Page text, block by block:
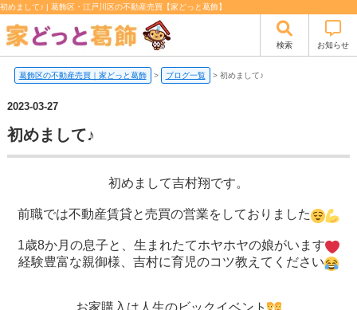
初めまして♪ | 葛飾区・江戸川区の不動産売買【家どっと葛飾】
検索 お知らせ
葛飾区の不動産売買｜家どっと葛飾 > ブログ一覧 > 初めまして♪
2023-03-27
初めまして♪
初めまして吉村翔です。
前職では不動産賃貸と売買の営業をしておりました
1歳8か月の息子と、生まれたてホヤホヤの娘がいます
経験豊富な親御様、吉村に育児のコツ教えてください
お家購入は人生のビックイベント